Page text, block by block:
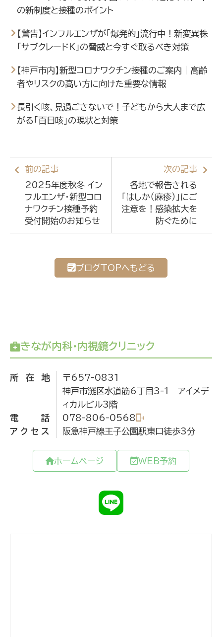
の新制度と接種のポイント
【警告】インフルエンザが「爆発的」流行中！新変異株
「サブクレードK」の脅威と今すぐ取るべき対策
【神戸市内】新型コロナワクチン接種のご案内｜高齢
者やリスクの高い方に向けた重要な情報
長引く咳、見過ごさないで！子どもから大人まで広
がる「百日咳」の現状と対策
前の記事
2025年度秋冬 イン
フルエンザ・新型コロ
ナワクチン接種予約
受付開始のお知らせ
次の記事
各地で報告される
「はしか（麻疹）」にご
注意を！感染拡大を
防ぐために
ブログTOPへもどる
きなが内科・内視鏡クリニック
所在地
〒657-0831
神戸市灘区水道筋6丁目3-1 アイメデ
ィカルビル3階
電話
078-806-0568
アクセス
阪急神戸線王子公園駅東口徒歩3分
ホームページ WEB予約